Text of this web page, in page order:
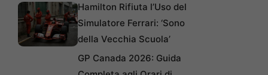
Hamilton Rifiuta l’Uso del
Simulatore Ferrari: ‘Sono
della Vecchia Scuola’
GP Canada 2026: Guida